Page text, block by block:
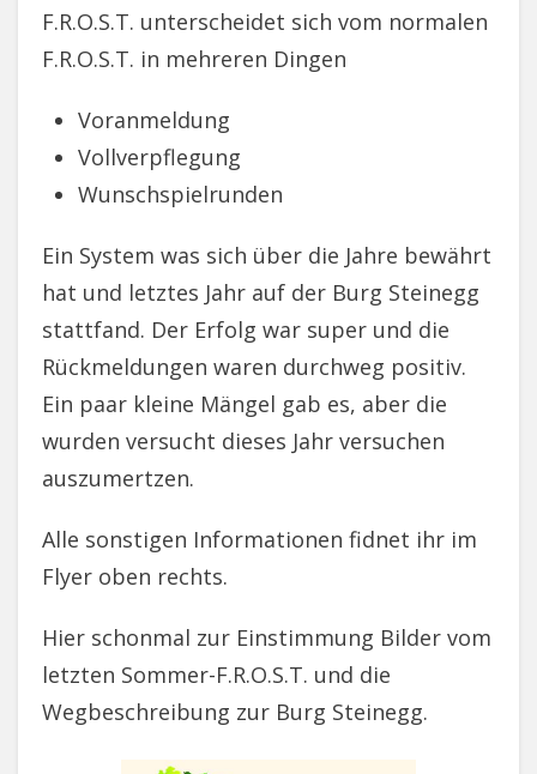
F.R.O.S.T. unterscheidet sich vom normalen
F.R.O.S.T. in mehreren Dingen
Voranmeldung
Vollverpflegung
Wunschspielrunden
Ein System was sich über die Jahre bewährt
hat und letztes Jahr auf der Burg Steinegg
stattfand. Der Erfolg war super und die
Rückmeldungen waren durchweg positiv.
Ein paar kleine Mängel gab es, aber die
wurden versucht dieses Jahr versuchen
auszumertzen.
Alle sonstigen Informationen fidnet ihr im
Flyer oben rechts.
Hier schonmal zur Einstimmung Bilder vom
letzten Sommer-F.R.O.S.T. und die
Wegbeschreibung zur Burg Steinegg.